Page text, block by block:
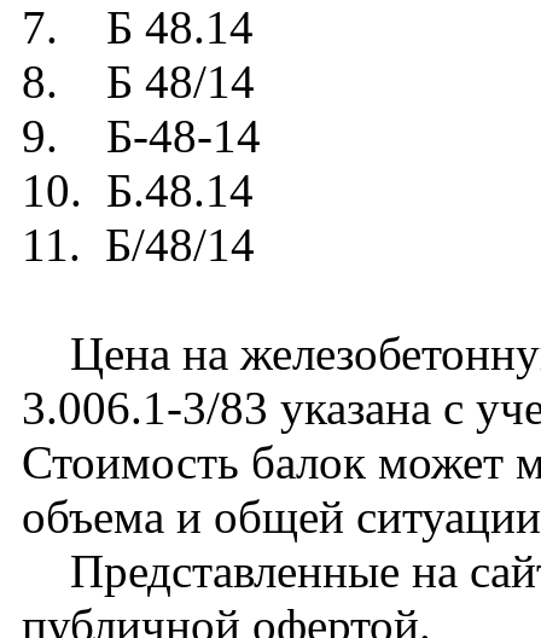
7. Б 48.14
8. Б 48/14
9. Б-48-14
10. Б.48.14
11. Б/48/14
Цена на
3.006.1-3/83 указана с
Стоимость балок может
объема и общей
Представленные на
публичной офертой.